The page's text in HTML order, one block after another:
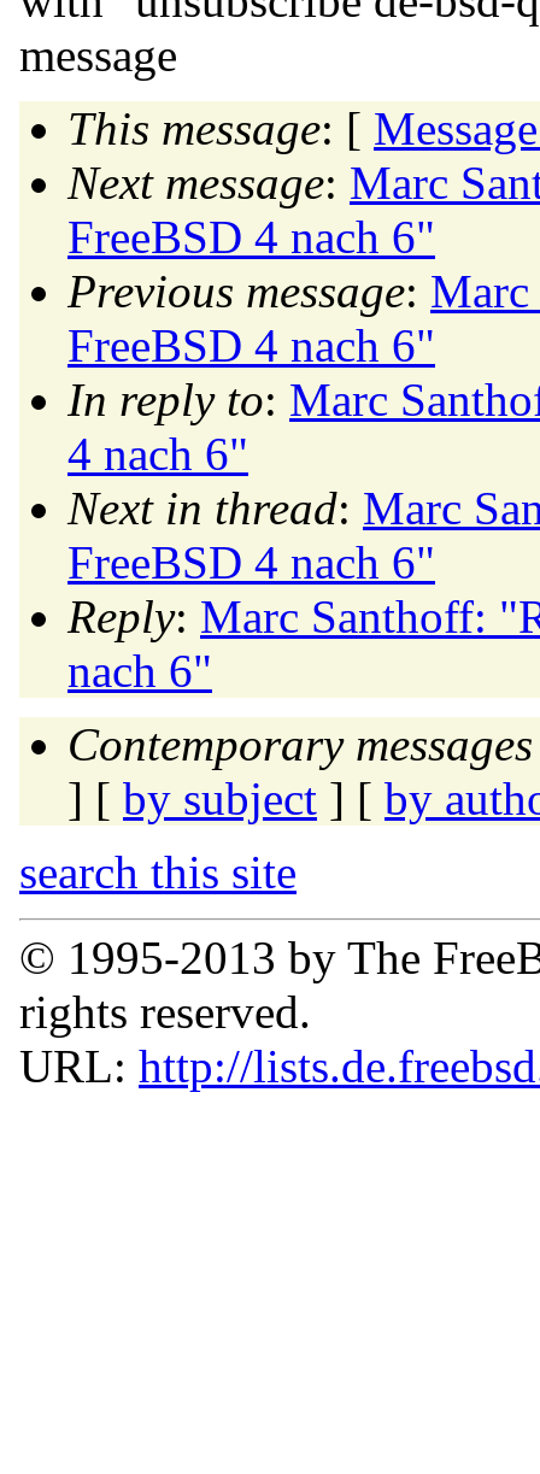
message
This message: [
Next message: Marc
FreeBSD 4 nach 6"
Previous message:
FreeBSD 4 nach 6"
In reply to: Marc
4 nach 6"
Next in thread: Marc
FreeBSD 4 nach 6"
Reply: Marc Santhoff:
nach 6"
Contemporary
] [ by subject ] [ by
search this site
© 1995-2013 by The
rights reserved.
URL: http://